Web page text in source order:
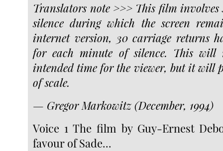
Translators note >>> This film involves
silence during which the screen
internet version, 30 carriage returns
for each minute of silence. This will
intended time for the viewer, but it will
of scale.
— Gregor Markowitz (December, 1994)
Voice 1 The film by Guy-Ernest
favour of Sade...